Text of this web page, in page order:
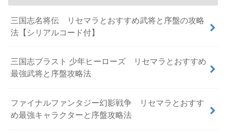
三国志名将伝 リセマラとおすすめ武将と序盤の攻略
法【シリアルコード付】
三国志ブラスト 少年ヒーローズ リセマラとおすすめ
最強武将と序盤攻略法
ファイナルファンタジー幻影戦争 リセマラとおすす
め最強キャラクターと序盤攻略法